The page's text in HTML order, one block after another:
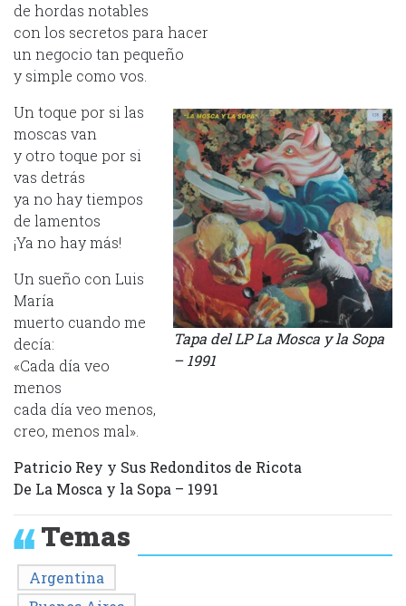
de hordas notables
con los secretos para hacer
un negocio tan pequeño
y simple como vos.
Tapa del LP La Mosca y la Sopa
– 1991
Un toque por si las
moscas van
y otro toque por si
vas detrás
ya no hay tiempos
de lamentos
¡Ya no hay más!
Un sueño con Luis
María
muerto cuando me
decía:
«Cada día veo
menos
cada día veo menos,
creo, menos mal».
Patricio Rey y Sus Redonditos de Ricota
De La Mosca y la Sopa – 1991
Temas
Argentina